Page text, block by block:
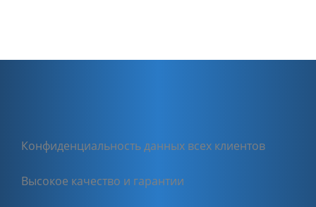
Конфиденциальность данных всех клиентов
Высокое качество и гарантии